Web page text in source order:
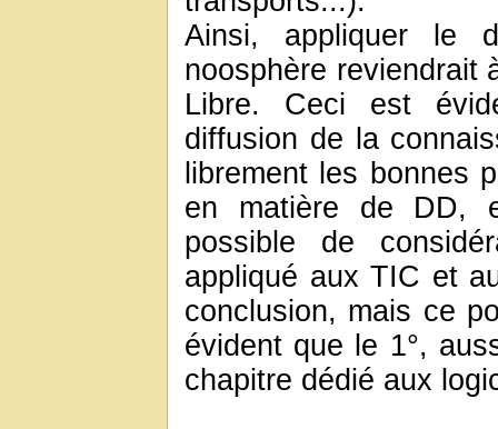
Ainsi, appliquer le
noosphère reviendrait
Libre. Ceci est
diffusion de la
librement les bonnes
en matière de DD,
possible de
appliqué aux TIC et
conclusion, mais ce
évident que le 1°,
chapitre dédié aux